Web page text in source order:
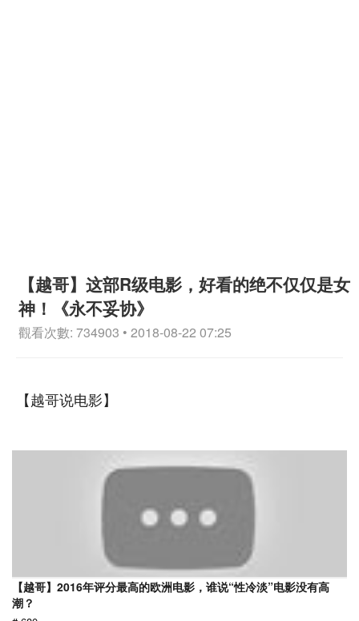
【越哥】这部R级电影，好看的绝不仅仅是女
神！《永不妥协》
觀看次數: 734903 • 2018-08-22 07:25
【越哥说电影】
【越哥】2016年评分最高的欧洲电影，谁说“性冷淡”电影没有高
潮？